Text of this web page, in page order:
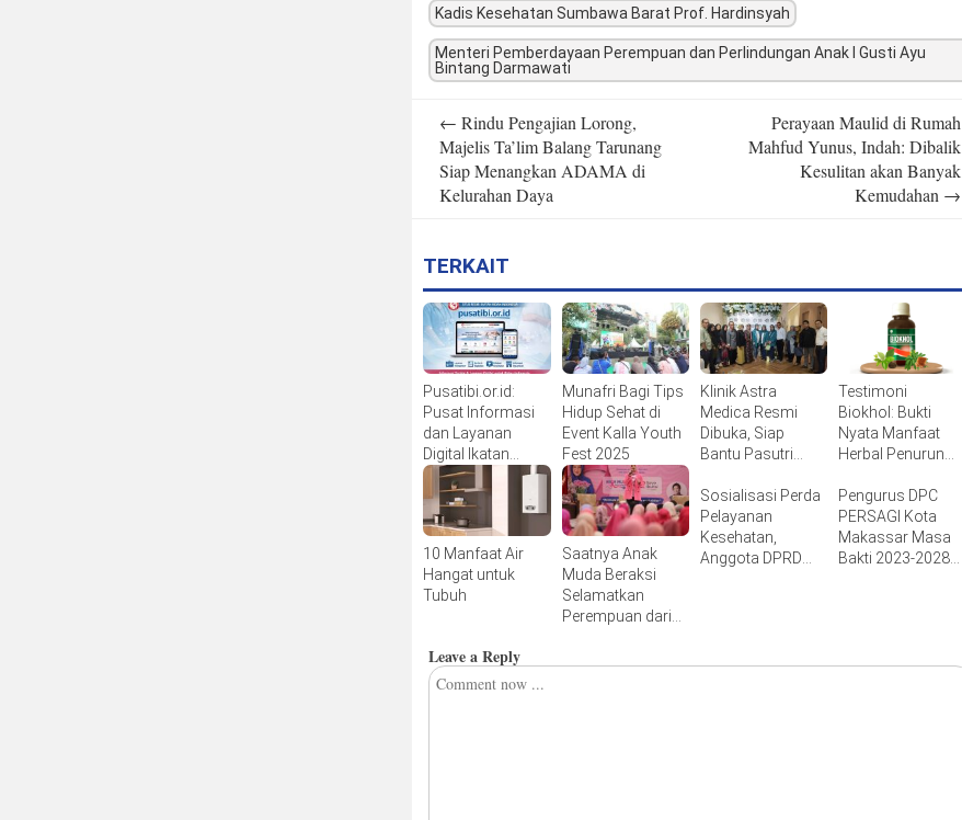
Kadis Kesehatan Sumbawa Barat Prof. Hardinsyah
Menteri Pemberdayaan Perempuan dan Perlindungan Anak I Gusti Ayu
Bintang Darmawati
navigation
← Rindu Pengajian Lorong,
Majelis Ta’lim Balang Tarunang
Siap Menangkan ADAMA di
Kelurahan Daya
Perayaan Maulid di Rumah
Mahfud Yunus, Indah: Dibalik
Kesulitan akan Banyak
Kemudahan →
TERKAIT
Pusatibi.or.id:
Pusat Informasi
dan Layanan
Digital Ikatan
Bidan Indonesia
Munafri Bagi Tips
Hidup Sehat di
Event Kalla Youth
Fest 2025
Klinik Astra
Medica Resmi
Dibuka, Siap
Bantu Pasutri
Memiliki Anak
Testimoni
Biokhol: Bukti
Nyata Manfaat
Herbal Penurun
10 Manfaat Air
Hangat untuk
Tubuh
Saatnya Anak
Muda Beraksi
Selamatkan
Perempuan dari
Sosialisasi Perda
Pelayanan
Kesehatan,
Anggota DPRD
Pengurus DPC
PERSAGI Kota
Makassar Masa
Bakti 2023-2028
Leave a Reply